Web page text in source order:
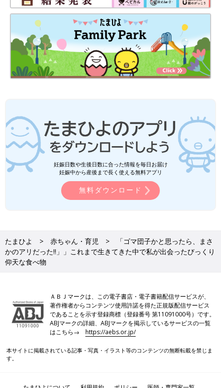
女はいつも、どっかが痛い: がんばらなくてもラクになれる自律
神経整えレッスン
楽天ブックスで見る
あなたの子育てエピソードを大募集！
やパートナーに対する感謝や不満など大きな声では言うほどでは
ないけど、ちょっと誰かに言いたい育児にまつわるさまざなエピ
ソードを募集します。
お寄せいただいた声はたまひよの記事として公開される予定です
ください）。
妊娠日数や生後日数に合った情報を毎日お届け
妊娠中から産後まで長く使える無料アプリ
無料ダウンロード
たまひよ 赤ちゃん・育児
「ゴマ団子かと思ったら、まさ
かのアリだった!!」」これまで生きてきた中で私が出会ったびっくり
仰天な食べ物
ＡＢＪマークは、この電子書店・電子書籍配信サービスが、
著作権者からコンテンツ使用許諾を得た正規版配信サービス
であることを示す登録商標（登録番号 第11091000号）です。
ABJマークの詳細、ABJマークを掲示しているサービスの一覧
はこちら→https://aebs.or.jp/
本サイトに掲載されている記事・写真・イラスト等のコンテンツの無断転載を禁じま
す。